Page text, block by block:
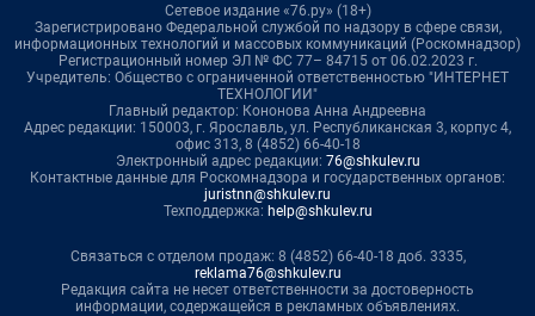
Сетевое издание «76.ру» (18+)
Зарегистрировано Федеральной службой по надзору в сфере связи,
информационных технологий и массовых коммуникаций (Роскомнадзор)
Регистрационный номер ЭЛ № ФС 77– 84715 от 06.02.2023 г.
Учредитель: Общество с ограниченной ответственностью "ИНТЕРНЕТ
ТЕХНОЛОГИИ"
Главный редактор: Кононова Анна Андреевна
Адрес редакции: 150003, г. Ярославль, ул. Республиканская 3, корпус 4,
офис 313, 8 (4852) 66-40-18
Электронный адрес редакции: 76@shkulev.ru
Контактные данные для Роскомнадзора и государственных органов:
juristnn@shkulev.ru
Техподдержка: help@shkulev.ru
Связаться с отделом продаж: 8 (4852) 66-40-18 доб. 3335,
reklama76@shkulev.ru
Редакция сайта не несет ответственности за достоверность
информации, содержащейся в рекламных объявлениях.